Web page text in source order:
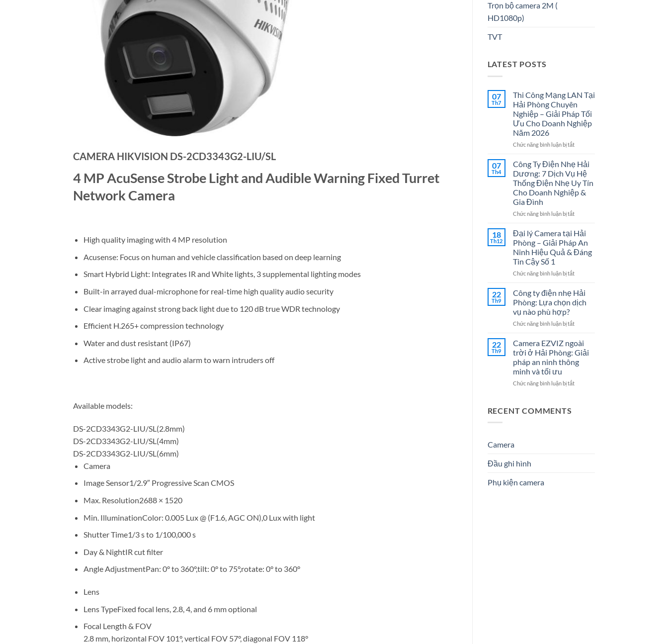
CAMERA HIKVISION DS-2CD3343G2-LIU/SL
4 MP AcuSense Strobe Light and Audible Warning Fixed Turret
Network Camera
High quality imaging with 4 MP resolution
Acusense: Focus on human and vehicle classification based on deep learning
Smart Hybrid Light: Integrates IR and White lights, 3 supplemental lighting modes
Built-in arrayed dual-microphone for real-time high quality audio security
Clear imaging against strong back light due to 120 dB true WDR technology
Efficient H.265+ compression technology
Water and dust resistant (IP67)
Active strobe light and audio alarm to warn intruders off
Available models:
DS-2CD3343G2-LIU/SL(2.8mm)
DS-2CD3343G2-LIU/SL(4mm)
DS-2CD3343G2-LIU/SL(6mm)
Camera
Image Sensor1/2.9″ Progressive Scan CMOS
Max. Resolution2688 × 1520
Min. IlluminationColor: 0.005 Lux @ (F1.6, AGC ON),0 Lux with light
Shutter Time1/3 s to 1/100,000 s
Day & NightIR cut filter
Angle AdjustmentPan: 0° to 360°,tilt: 0° to 75°,rotate: 0° to 360°
Lens
Lens TypeFixed focal lens, 2.8, 4, and 6 mm optional
Focal Length & FOV
2.8 mm, horizontal FOV 101°, vertical FOV 57°, diagonal FOV 118°
Trọn bộ camera 2M (
HD1080p)
TVT
LATEST POSTS
07
Th7
Thi Công Mạng LAN Tại
Hải Phòng Chuyên
Nghiệp – Giải Pháp Tối
Ưu Cho Doanh Nghiệp
Năm 2026
Chức năng bình luận bị tắtở
Công
Mạng
LAN
Tại
Hải
Chuyên
Giải
Pháp
Tối
Năm
2026
07
Th4
Công Ty Điện Nhẹ Hải
Dương: 7 Dịch Vụ Hệ
Thống Điện Nhẹ Uy Tín
Cho Doanh Nghiệp &
Gia Đình
Chức năng bình luận bị tắtở
Ty
Điện
Nhẹ
Hải
7
Vụ
Hệ
Thống
Nhẹ
Tín
Cho
Doanh
Nghiệp
Gia
18
Th12
Đại lý Camera tại Hải
Phòng – Giải Pháp An
Ninh Hiệu Quả & Đáng
Tin Cậy Số 1
Chức năng bình luận bị tắtở
lý
Camera
tại
Phòng
Giải
Pháp
An
Ninh
Quả
22
Th9
Công ty điện nhẹ Hải
Phòng: Lựa chọn dịch
vụ nào phù hợp?
Chức năng bình luận bị tắtở
điện
nhẹ
Hải
Lựa
22
Th9
Camera EZVIZ ngoài
trời ở Hải Phòng: Giải
pháp an ninh thông
minh và tối ưu
Chức năng bình luận bị tắtở
RECENT COMMENTS
Camera
Đầu ghi hình
Phụ kiện camera